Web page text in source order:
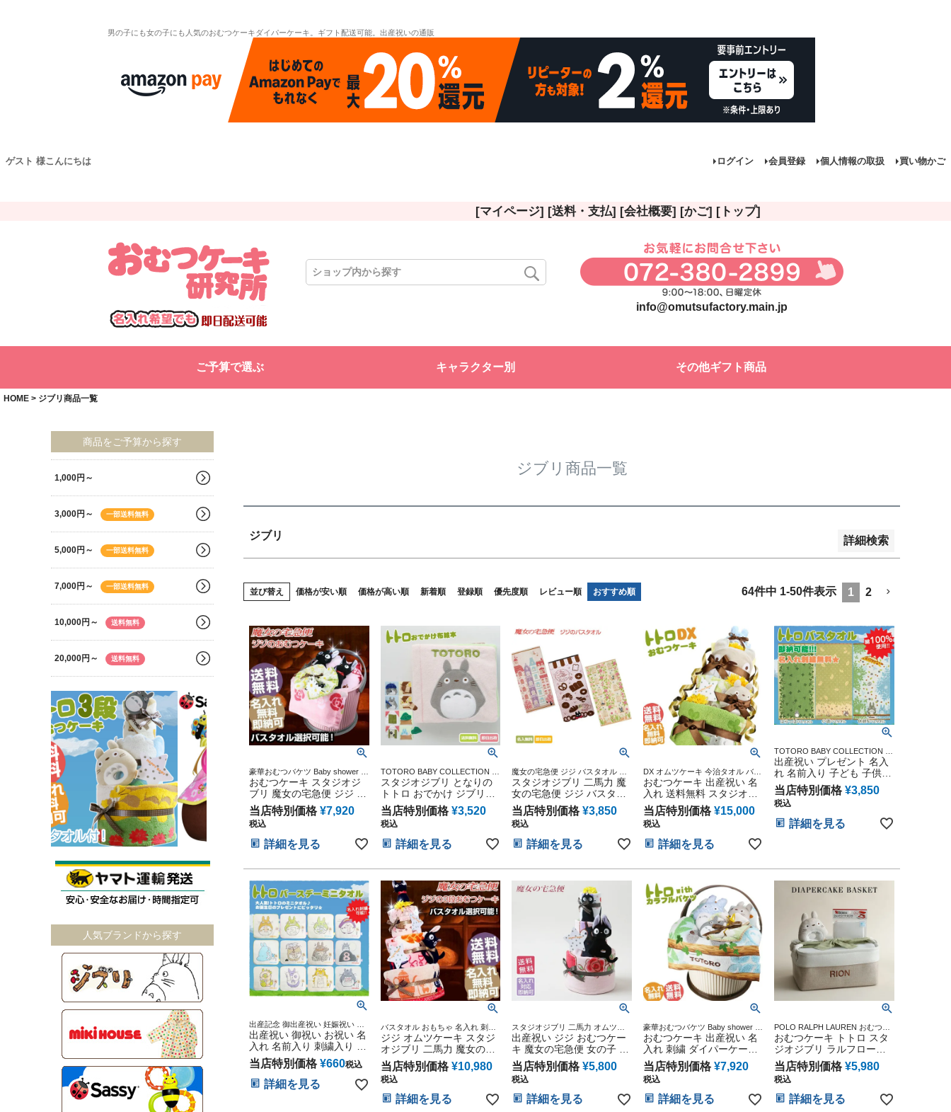
男の子にも女の子にも人気のおむつケーキダイパーケーキ。ギフト配送可能。出産祝いの通販
ゲスト 様こんにちは ログイン 会員登録 個人情報の取扱 買い物かご
[マイページ] [送料・支払] [会社概要] [かご] [トップ]
info@omutsufactory.main.jp
ご予算で選ぶ キャラクター別 その他ギフト商品
HOME ジブリ商品一覧
商品をご予算から探す
1,000円～
3,000円～ 一部送料無料
5,000円～ 一部送料無料
7,000円～ 一部送料無料
10,000円～ 送料無料
20,000円～ 送料無料
人気ブランドから探す
ジブリ商品一覧
ジブリ 詳細検索
在庫なし商品を表示しない
商品番号/JANコード
予約商品
優先度順
並び替え 価格が安い順 価格が高い順 新着順 登録順 優先度順 レビュー順 おすすめ順 64件中 1-50件表示 1 2
豪華おむつバケツ Baby shower ダ
イパーケーキ オムツタワー 送料
無料 送料込み
おむつケーキ スタジオジ
ブリ 魔女の宅急便 ジジ オ
ムニウッティ バケツケー
キ
当店特別価格 ¥7,920
税込
詳細を見る
TOTORO BABY COLLECTION ス
タジオジブリ アニメ キャラクタ
ー 出産記念 御出産祝い 誕生日祝
い 新入学 入園 応援 雑貨 通販
スタジオジブリ となりの
トトロ おでかけ ジブリグ
ッズ えほん ギフトセット
布絵本 送料無料
当店特別価格 ¥3,520
税込
詳細を見る
魔女の宅急便 ジジ バスタオル 名
入れ 刺繍 スタジオジブリ 二馬力
タオルギフト ギフトセット 出産
祝い
スタジオジブリ 二馬力 魔
女の宅急便 ジジ バスタオ
ル 3種類 アパートメント
パン屋の店先 庭先 今治タ
オル
当店特別価格 ¥3,850
税込
詳細を見る
DX オムツケーキ 今治タオル バス
タオル 男の子 女の子 ギフト キャ
ラクター ダイパーケーキ 豪華 赤
ちゃん インスタ
おむつケーキ 出産祝い 名
入れ 送料無料 スタジオジ
ブリ 二馬力 となりのトト
ロ
当店特別価格 ¥15,000
税込
詳細を見る
TOTORO BABY COLLECTION ス
タジオジブリ アニメ キャラクタ
ー 出産記念 御出産祝い 誕生日祝
い 新入学 入園 応援 雑貨 通販 ネ
ーム
出産祝い プレゼント 名入
れ 名前入り 子ども 子供
刺繍 となりのトトロ ベビ
ー ジブリグッズ バスタオ
ル 人気 流行 可愛い お洒
落 可愛い 二馬力 インスタ
当店特別価格 ¥3,850
税込
詳細を見る
出産記念 御出産祝い 妊娠祝い 出
産内祝い 乳児 新生児 幼時 孫 娘
子供 友達 刺繍入り ひも付きタオ
ル 誕生日祝い
出産祝い 御祝い お祝い 名
入れ 名前入り 刺繍入り ス
タジオジブリ 二馬力 とな
りのトトロ バースデー 幼
稚園 保育園 入園 入学 ハ
ンカチ ミニタオル(12ヶ
当店特別価格 ¥660税込
詳細を見る
バスタオル おもちゃ 名入れ 刺繍
無料 即納 3段 今治タオル 出産祝
い おむつケーキ
ジジ オムツケーキ スタジ
オジブリ 二馬力 魔女の宅
急便 出産祝い おむつケー
キ 思い出 赤ちゃん 子供
出産 マタニティ マタニテ
ィフォト パパ ママ ベイビ
ー お父さん お母さん クリ
当店特別価格 ¥10,980
税込
詳細を見る
スタジオジブリ 二馬力 オムツケ
ーキ アニメ キャラクター
出産祝い ジジ おむつケー
キ 魔女の宅急便 女の子 赤
ちゃん ジブリ グッズ ガラ
ガラ 人形 思い出 赤ちゃん
子供 出産 マタニティ マタ
ニティフォト パパ ママ ベ
イビー お父さん お母さん
当店特別価格 ¥5,800
税込
詳細を見る
豪華おむつバケツ Baby shower ダ
イパーケーキ オムツタワー 送料
無料 送料込み
おむつケーキ 出産祝い 名
入れ 刺繍 ダイパーケーキ
となりのトトロ オムニウ
ッティ オムツケーキ 今治
タオル ジブリ グッズ オム
ツバケツ ギフト ベビーシ
ャワー ダイパーケーキ 赤
当店特別価格 ¥7,920
税込
詳細を見る
POLO RALPH LAUREN おむつボ
ックス お試し ずっと使える 長く
使える 実用品 便利 御出産祝い 人
気 ママ用品 子育て Baby shower
贈り物 小物 可愛い 人気 流行 誕生
日 出産記念 妊娠祝い
おむつケーキ トトロ スタ
ジオジブリ ラルフローレ
ン 出産祝い ギフトセット
バスケット ボックス くす
みカラー ベビーソックス
ジブリグッズ プレゼント
妊娠祝 赤ちゃん 子供 出産
当店特別価格 ¥5,980
税込
詳細を見る